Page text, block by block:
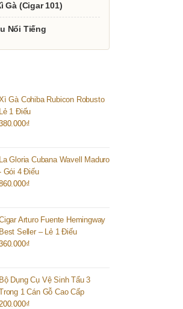
Gà (Cigar 101)
Nổi Tiếng
Gà Cohiba Rubicon Robusto
Lẻ 1 Điếu
₫
La Gloria Cubana Wavell Maduro
Gói 4 Điếu
₫
Arturo Fuente Hemingway
Best Seller – Lẻ 1 Điếu
₫
Bộ Dụng Cụ Vệ Sinh Tẩu 3
1 Cán Gỗ Cao Cấp
₫